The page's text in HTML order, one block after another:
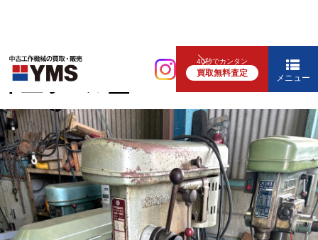
40秒でカンタン
買取無料査定 メニュー
中ぐり・ボール盤
卓上ボール盤